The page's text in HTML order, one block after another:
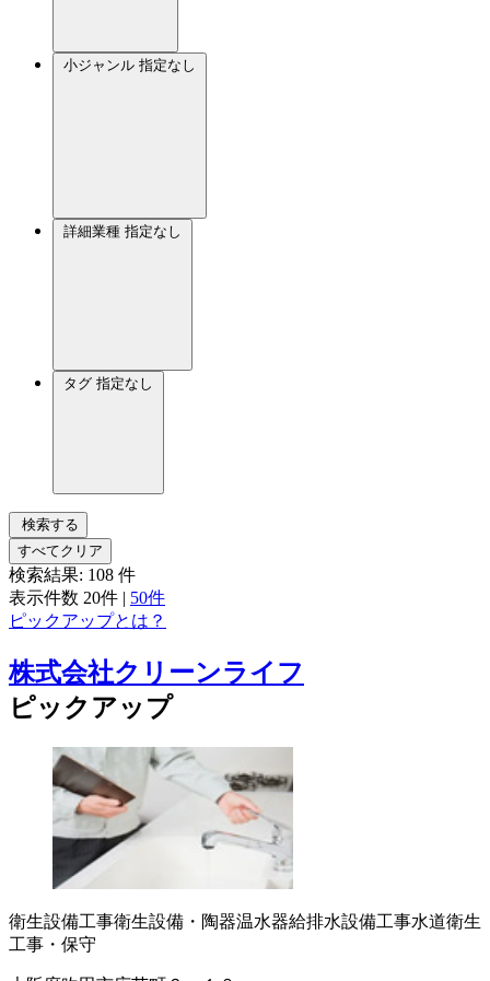
小ジャンル 指定なし
詳細業種 指定なし
タグ 指定なし
検索する
すべてクリア
検索結果: 108 件
表示件数 20件 | 50件
ピックアップとは？
株式会社クリーンライフ
ピックアップ
衛生設備工事衛生設備・陶器温水器給排水設備工事水道衛生
工事・保守